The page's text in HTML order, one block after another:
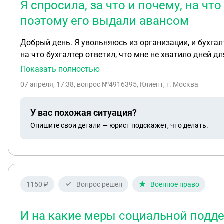
Я спросила, за что и почему, на
поэтому его выдали авансом
Добрый день. Я увольняюсь из организации, и
на что бухгалтер ответил, что мне не хватило дней
заранее спрашивал, на какие даты бронировать
увольнения потребуются их оплачивать. Я не была
выплатить им эту сумму в течение 10 дней, иначе
первый год работы возникает у работника по
предоставления отпуска авансом определяется не
авансом, это не отменяет обязанности возместить
задолженности в судебном порядке».
Показать полностью
07 апреля, 17:38, вопрос №4916395, Клиент, г. Москва
У вас похожая ситуация?
Опишите свои детали — юрист подскажет, что делать.
1150 ₽ Вопрос решен Военное право
И на какие меры социальной